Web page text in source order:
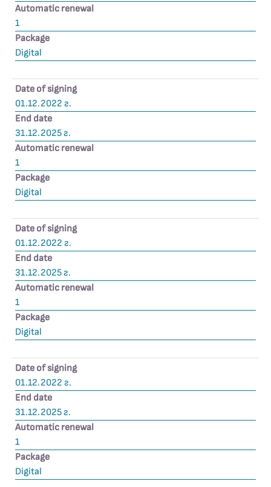
Automatic renewal
1
Package
Digital
Date of signing
01.12.2022 г.
End date
31.12.2025 г.
Automatic renewal
1
Package
Digital
Date of signing
01.12.2022 г.
End date
31.12.2025 г.
Automatic renewal
1
Package
Digital
Date of signing
01.12.2022 г.
End date
31.12.2025 г.
Automatic renewal
1
Package
Digital